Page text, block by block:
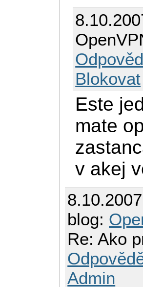
Blokovat
Este
mate
v akej
blog:
Re: Ako
Admin